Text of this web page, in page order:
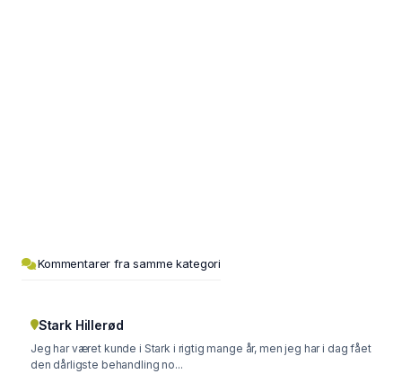
Kommentarer fra samme kategori
Stark Hillerød
Jeg har været kunde i Stark i rigtig mange år, men jeg har i dag fået
den dårligste behandling no...